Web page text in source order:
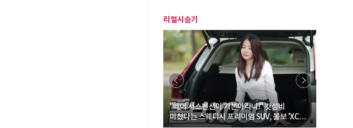
리얼시승기
"에어 서스펜션이 기본이라니!" 갓성비
미쳤다는 스웨디시 프리미엄 SUV, 볼보 'XC60